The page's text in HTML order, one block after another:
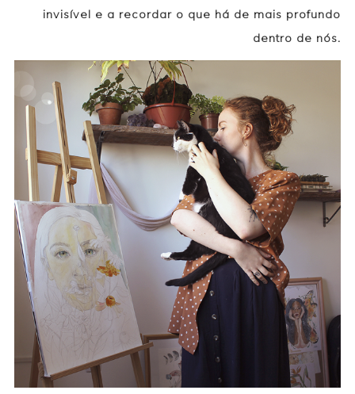
invisível e a recordar o que há de mais profundo
dentro de nós.